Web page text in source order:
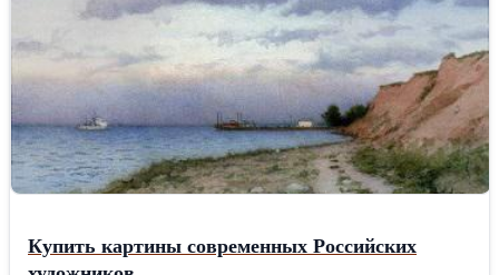
Купить картины современных Российских